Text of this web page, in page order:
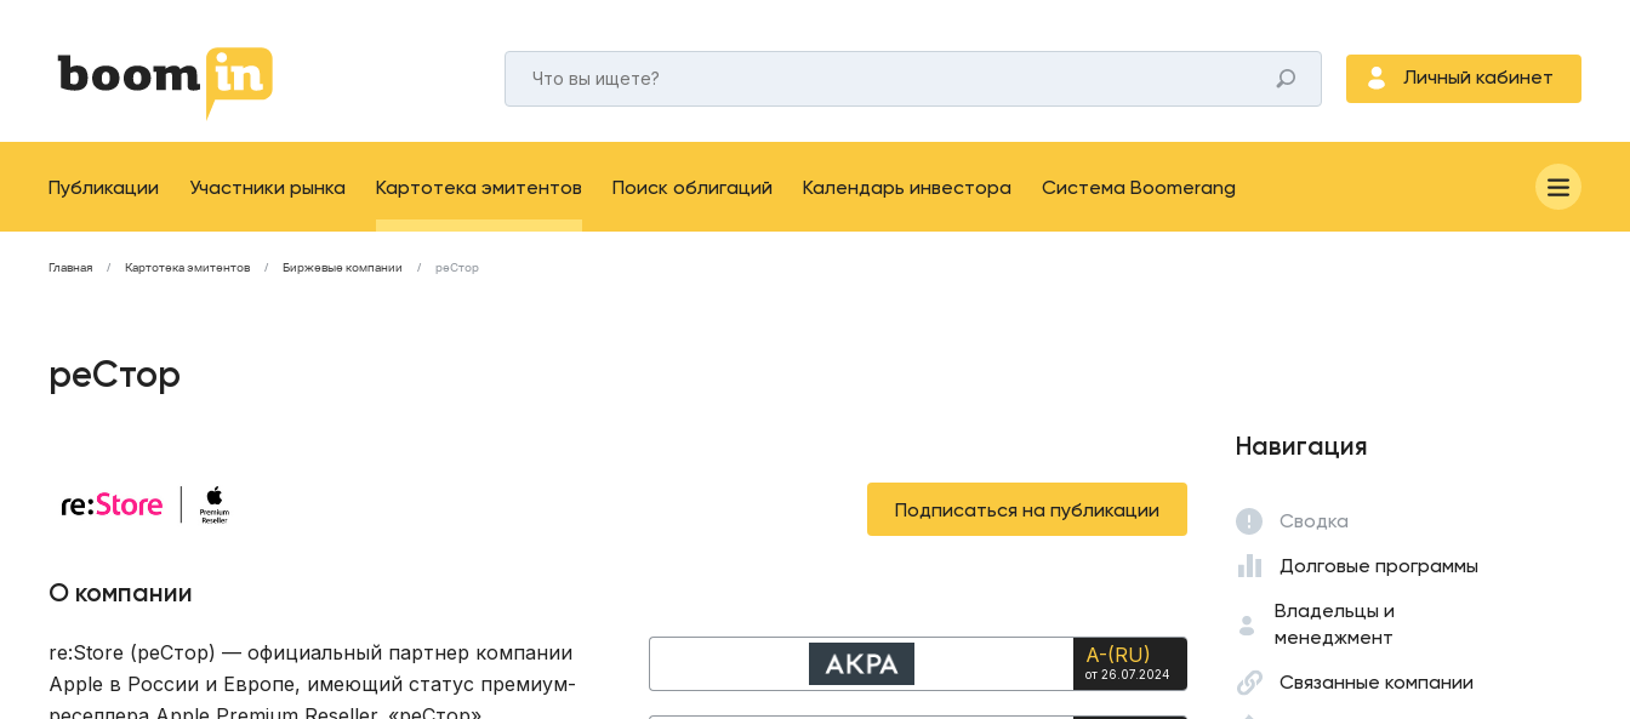
Личный кабинет
Публикации Участники рынка Картотека эмитентов Поиск облигаций Календарь инвестора Система Boomerang
Главная Картотека эмитентов Биржевые компании реСтор
реСтор
Подписаться на публикации
О компании
re:Store (реСтор) — официальный партнер компании
Apple в России и Европе, имеющий статус премиум-
A-(RU)
от 26.07.2024
Навигация
Сводка
Долговые программы
Владельцы и
менеджмент
Связанные компании